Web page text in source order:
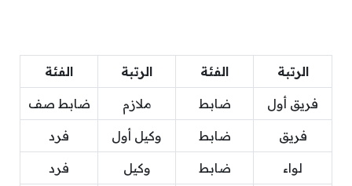
الرتبة الفئة الرتبة الفئة
فريق أول ضابط ملازم ضابط صف
فريق ضابط وكيل أول فرد
لواء ضابط وكيل فرد